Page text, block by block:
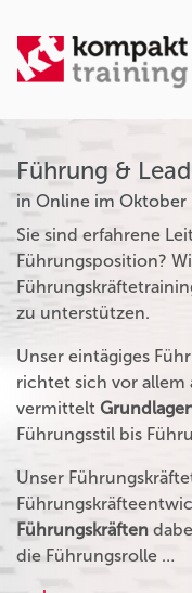
Führung &
in Online im Oktober
Sie sind erfahrene
Führungsposition?
zu unterstützen.
Unser eintägiges
richtet sich vor allem
vermittelt
Führungsstil bis
Unser
Führungskräften
die Führungsrolle …